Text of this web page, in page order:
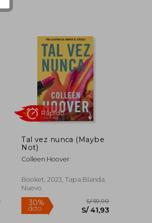
S/ 84,90
S/ 59,43
30%
dcto.
Tal vez nunca (Maybe
Not)
Colleen Hoover
Booket, 2023, Tapa Blanda,
Nuevo